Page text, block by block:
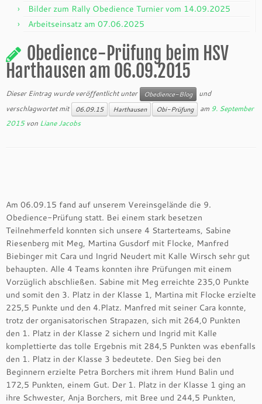
Bilder zum Rally Obedience Turnier vom 14.09.2025
Arbeitseinsatz am 07.06.2025
Obedience-Prüfung beim HSV
Harthausen am 06.09.2015
Dieser Eintrag wurde veröffentlicht unter Obedience-Blog
und
verschlagwortet mit
06.09.15 Harthausen Obi-Prüfung am 9. September
2015 von Liane Jacobs
Am 06.09.15 fand auf unserem Vereinsgelände die 9.
Obedience-Prüfung statt. Bei einem stark besetzen
Teilnehmerfeld konnten sich unsere 4 Starterteams, Sabine
Riesenberg mit Meg, Martina Gusdorf mit Flocke, Manfred
Biebinger mit Cara und Ingrid Neudert mit Kalle Wirsch sehr gut
behaupten. Alle 4 Teams konnten ihre Prüfungen mit einem
Vorzüglich abschließen. Sabine mit Meg erreichte 235,0 Punkte
und somit den 3. Platz in der Klasse 1, Martina mit Flocke erzielte
225,5 Punkte und den 4.Platz. Manfred mit seiner Cara konnte,
trotz der organisatorischen Strapazen, sich mit 264,0 Punkten
den 1. Platz in der Klasse 2 sichern und Ingrid mit Kalle
komplettierte das tolle Ergebnis mit 284,5 Punkten was ebenfalls
den 1. Platz in der Klasse 3 bedeutete. Den Sieg bei den
Beginnern erzielte Petra Borchers mit ihrem Hund Balin und
172,5 Punkten, einem Gut. Der 1. Platz in der Klasse 1 ging an
ihre Schwester, Anja Borchers, mit Bree und 244,5 Punkten,